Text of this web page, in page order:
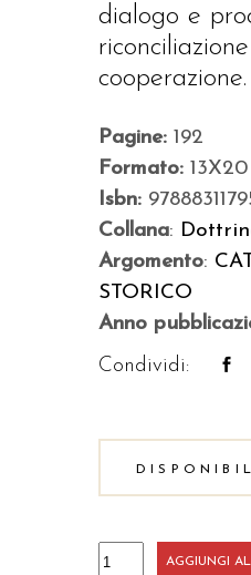
dialogo e
cooperazione.
Pagine: 192
Formato:
Isbn:
Collana:
Argomento:
STORICO
Anno
Condividi:
ReligioniAGGIUNGI